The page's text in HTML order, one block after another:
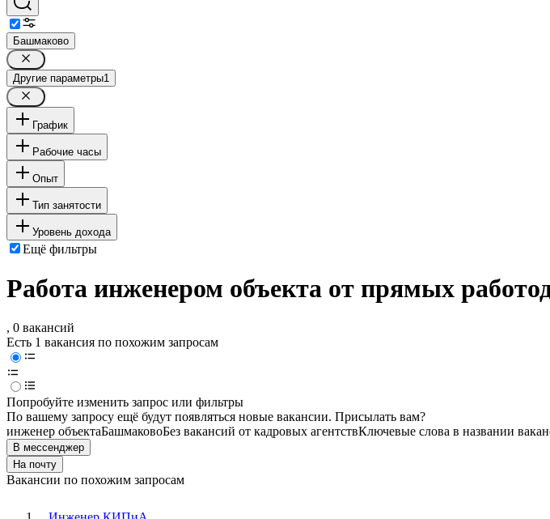
Башмаково
Другие параметры1
График
Рабочие часы
Опыт
Тип занятости
Уровень дохода
Ещё фильтры
Работа инженером объекта от прямых
, 0 вакансий
Есть 1 вакансия по похожим запросам
Попробуйте изменить запрос или фильтры
По вашему запросу ещё будут появляться новые вакансии. Присылать вам?
инженер объектаБашмаковоБез вакансий от кадровых агентствКлючевые слова в названии
В мессенджер
На почту
Вакансии по похожим запросам